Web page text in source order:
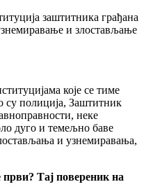
заштитника грађана
и злостављање
које се тиме
су полиција, Заштитник
неке
дуго и темељно баве
и узнемиравања,
први? Тај повереник на